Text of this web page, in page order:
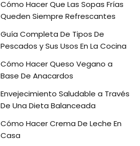
Cómo Hacer Que Las Sopas Frías
Queden Siempre Refrescantes
Guía Completa De Tipos De
Pescados y Sus Usos En La Cocina
Cómo Hacer Queso Vegano a
Base De Anacardos
Envejecimiento Saludable a Través
De Una Dieta Balanceada
Cómo Hacer Crema De Leche En
Casa